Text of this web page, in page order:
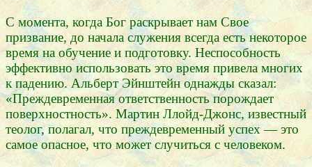
С момента, когда Бог раскрывает нам Свое
призвание, до начала служения всегда есть некоторое
время на обучение и подготовку. Неспособность
эффективно использовать это время привела многих
к падению. Альберт Эйнштейн однажды сказал:
«Преждевременная ответственность порождает
поверхностность». Мартин Ллойд-Джонс, известный
теолог, полагал, что преждевременный успех — это
самое опасное, что может случиться с человеком.